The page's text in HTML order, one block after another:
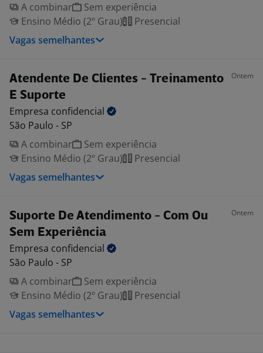
A combinar
Sem experiência
Ensino Médio (2º Grau)
Presencial
Vagas semelhantes
Atendente De Clientes - Treinamento
E Suporte
Ontem
Empresa confidencial
São Paulo - SP
A combinar
Sem experiência
Ensino Médio (2º Grau)
Presencial
Vagas semelhantes
Suporte De Atendimento - Com Ou
Sem Experiência
Ontem
Empresa confidencial
São Paulo - SP
A combinar
Sem experiência
Ensino Médio (2º Grau)
Presencial
Vagas semelhantes